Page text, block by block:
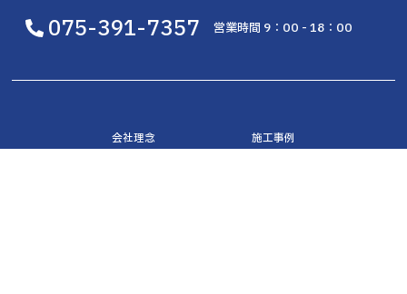
075-391-7357 営業時間 9：00 - 18：00
会社理念 施工事例